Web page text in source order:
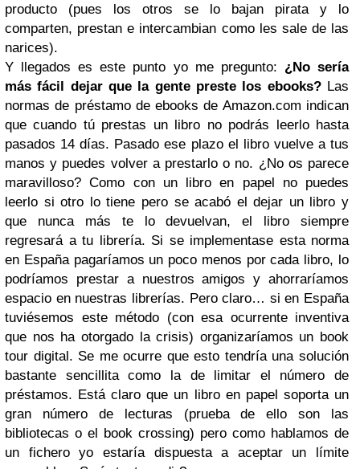
producto (pues los otros se lo bajan pirata y lo
comparten, prestan e intercambian como les sale de las
narices).
Y llegados es este punto yo me pregunto: ¿No sería
más fácil dejar que la gente preste los ebooks?Las
normas de préstamo de ebooks de Amazon.com indican
que cuando tú prestas un libro no podrás leerlo hasta
pasados 14 días. Pasado ese plazo el libro vuelve a tus
manos y puedes volver a prestarlo o no. ¿No os parece
maravilloso? Como con un libro en papel no puedes
leerlo si otro lo tiene pero se acabó el dejar un libro y
que nunca más te lo devuelvan, el libro siempre
regresará a tu librería. Si se implementase esta norma
en España pagaríamos un poco menos por cada libro, lo
podríamos prestar a nuestros amigos y ahorraríamos
espacio en nuestras librerías. Pero claro… si en España
tuviésemos este método (con esa ocurrente inventiva
que nos ha otorgado la crisis) organizaríamos un book
tour digital. Se me ocurre que esto tendría una solución
bastante sencillita como la de limitar el número de
préstamos. Está claro que un libro en papel soporta un
gran número de lecturas (prueba de ello son las
bibliotecas o el book crossing) pero como hablamos de
un fichero yo estaría dispuesta a aceptar un límite